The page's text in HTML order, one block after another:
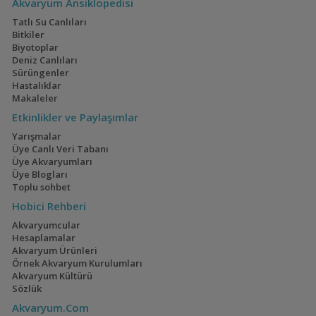
Head Tapajos
Mavi Melek Karides
Cyrtocara Moorii
(3)
Akvaryum Ansiklopedisi
Tatlı Su Canlıları
Bitkiler
Biyotoplar
Deniz Canlıları
Sürüngenler
Hastalıklar
Makaleler
Etkinlikler ve Paylaşımlar
Yarışmalar
Üye Canlı Veri Tabanı
Üye Akvaryumları
Üye Blogları
Toplu sohbet
Hobici Rehberi
Akvaryumcular
Hesaplamalar
Akvaryum Ürünleri
Örnek Akvaryum Kurulumları
Akvaryum Kültürü
Sözlük
Akvaryum.Com